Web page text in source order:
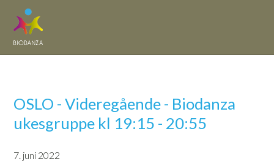
OSLO - Videregående - Biodanza
ukesgruppe kl 19:15 - 20:55
7. juni 2022